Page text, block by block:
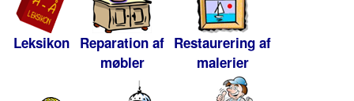
Leksikon Reparation af
møbler
Restaurering af
malerier